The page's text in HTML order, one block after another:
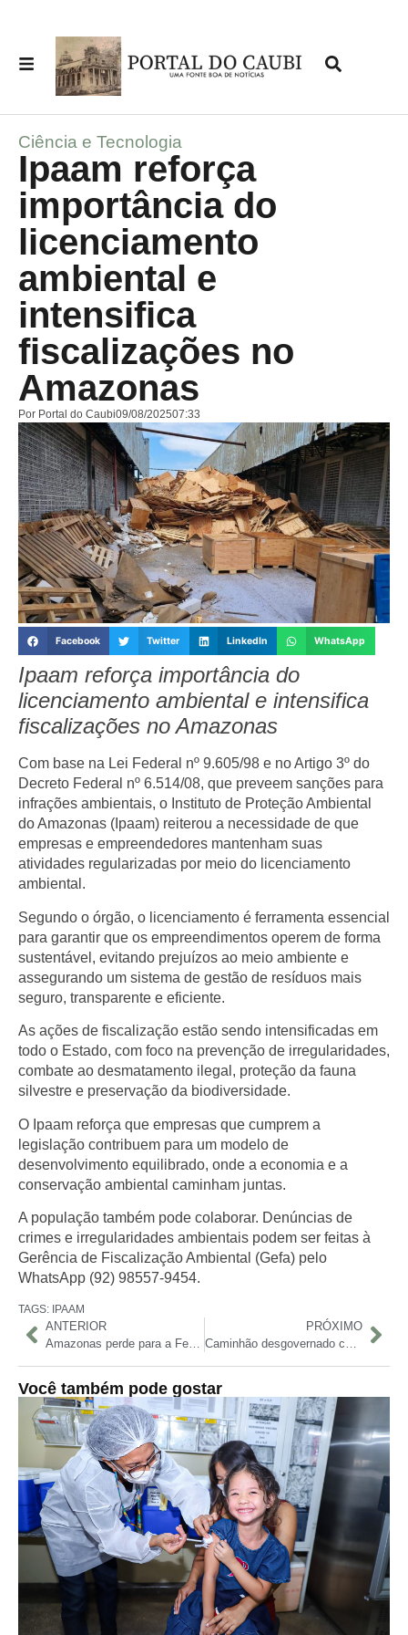
Ciência e Tecnologia
Ipaam reforça
importância do
licenciamento
ambiental e
intensifica
fiscalizações no
Amazonas
Por Portal do Caubi09/08/202507:33
Facebook Twitter LinkedIn WhatsApp
Ipaam reforça importância do
licenciamento ambiental e intensifica
fiscalizações no Amazonas
Com base na Lei Federal nº 9.605/98 e no Artigo 3º do
Decreto Federal nº 6.514/08, que preveem sanções para
infrações ambientais, o Instituto de Proteção Ambiental
do Amazonas (Ipaam) reiterou a necessidade de que
empresas e empreendedores mantenham suas
atividades regularizadas por meio do licenciamento
ambiental.
Segundo o órgão, o licenciamento é ferramenta essencial
para garantir que os empreendimentos operem de forma
sustentável, evitando prejuízos ao meio ambiente e
assegurando um sistema de gestão de resíduos mais
seguro, transparente e eficiente.
As ações de fiscalização estão sendo intensificadas em
todo o Estado, com foco na prevenção de irregularidades,
combate ao desmatamento ilegal, proteção da fauna
silvestre e preservação da biodiversidade.
O Ipaam reforça que empresas que cumprem a
legislação contribuem para um modelo de
desenvolvimento equilibrado, onde a economia e a
conservação ambiental caminham juntas.
A população também pode colaborar. Denúncias de
crimes e irregularidades ambientais podem ser feitas à
Gerência de Fiscalização Ambiental (Gefa) pelo
WhatsApp (92) 98557-9454.
TAGS: IPAAM
ANTERIOR
Amazonas perde para a Ferroviária e segue na lanterna da Série B
PRÓXIMO
Caminhão desgovernado colide com casa na Cidade Nova
Você também pode gostar